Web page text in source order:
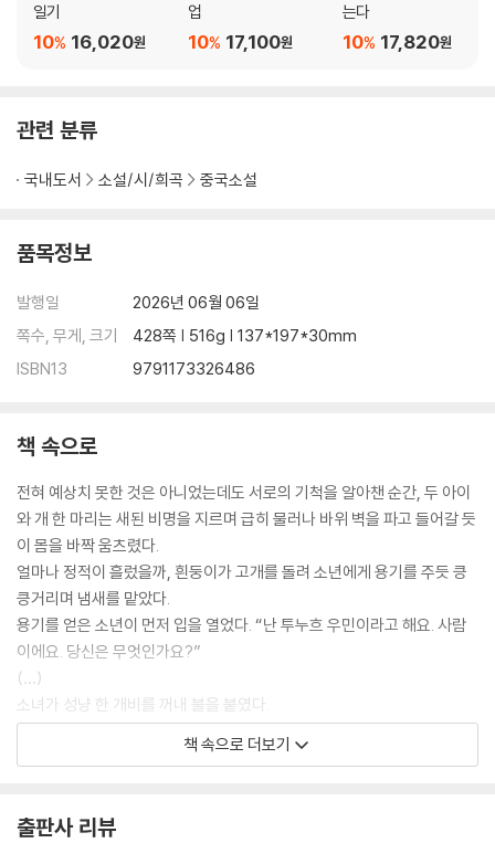
일기
16,020원
10%
업
17,100원
10%
는다
17,820원
10%
관련 분류
국내도서 소설/시/희곡 중국소설
품목정보
발행일
2026년 06월 06일
쪽수, 무게, 크기
428쪽 | 516g | 137*197*30mm
ISBN13
9791173326486
책 속으로
전혀 예상치 못한 것은 아니었는데도 서로의 기척을 알아챈 순간, 두 아이
와 개 한 마리는 새된 비명을 지르며 급히 물러나 바위 벽을 파고 들어갈 듯
이 몸을 바짝 움츠렸다.
얼마나 정적이 흘렀을까, 흰둥이가 고개를 돌려 소년에게 용기를 주듯 킁
킁거리며 냄새를 맡았다.
용기를 얻은 소년이 먼저 입을 열었다. “난 투누흐 우민이라고 해요. 사람
이에요. 당신은 무엇인가요?”
(…)
소녀가 성냥 한 개비를 꺼내 불을 붙였다.
두 아이의 시선이 본능적으로 불꽃에 모였고, 이다스도 마찬가지였다. 소
년은 태어나서 본 것 중 가장 아름다운, 깊은 계곡물 같은 눈동자를 봤고,
그 눈동자가 소녀에게 왠지 모를 안정감을 줬다.
책 속으로 더보기
출판사 리뷰